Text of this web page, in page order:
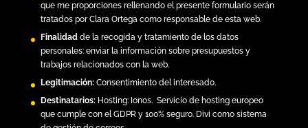
que me proporciones rellenando el presente formulario serán
tratados por Clara Ortega como responsable de esta web.
Finalidadde la recogida y tratamiento de los datos
personales: enviar la información sobre presupuestos y
trabajos relacionados con la web.
Legitimación: Consentimiento del interesado.
Destinatarios:Hosting: Ionos.Servicio de hosting europeo
que cumple con el GDPR y 100% seguro. Divi como sistema